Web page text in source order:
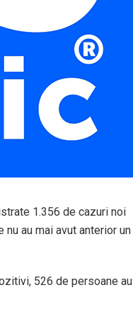
1.356 de cazuri noi
au mai avut anterior un
526 de persoane au